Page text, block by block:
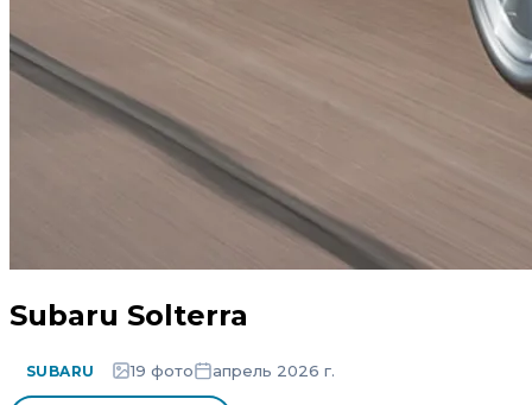
Subaru Solterra
SUBARU 19 фото апрель 2026 г.